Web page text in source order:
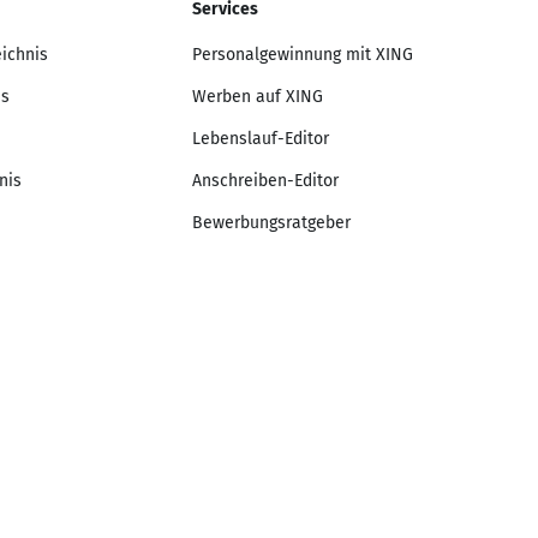
Services
Personalgewinnung mit XING
Werben auf XING
Lebenslauf-Editor
Anschreiben-Editor
Bewerbungsratgeber